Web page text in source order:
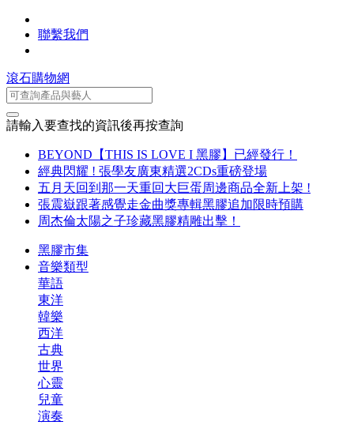
聯繫我們
滾石購物網
請輸入要查找的資訊後再按查詢
BEYOND【THIS IS LOVE I 黑膠】已經發行！
經典閃耀 ! 張學友廣東精選2CDs重磅登場
五月天回到那一天重回大巨蛋周邊商品全新上架 !
張震嶽跟著感覺走金曲獎專輯黑膠追加限時預購
周杰倫太陽之子珍藏黑膠精雕出擊！
黑膠市集
音樂類型
華語
東洋
韓樂
西洋
古典
世界
心靈
兒童
演奏